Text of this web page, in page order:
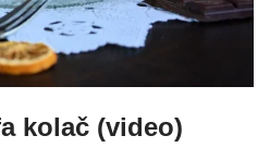
kolač (video)